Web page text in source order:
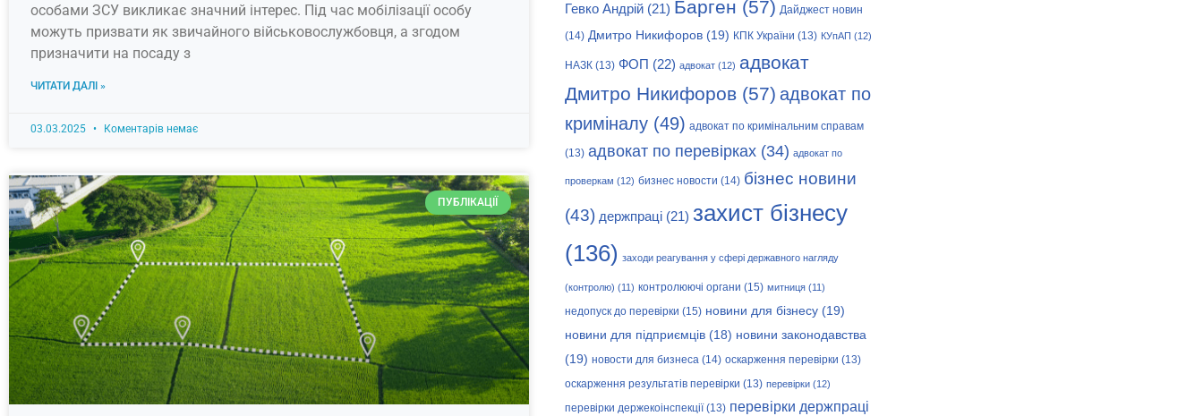
особами ЗСУ викликає значний інтерес. Під час мобілізації особу
можуть призвати як звичайного військовослужбовця, а згодом
призначити на посаду з
ЧИТАТИ ДАЛІ »
03.03.2025 Коментарів немає
ПУБЛІКАЦІЇ
Гевко Андрій(21) Барген (57) Дайджест новин
(14) Дмитро Никифоров(19) КПК України (13) КУпАП (12)
НАЗК(13) ФОП (22) адвокат(12) адвокат
Дмитро Никифоров(57) адвокат по
криміналу(49) адвокат по кримінальним справам
(13) адвокат по перевірках(34) адвокат по
проверкам (12) бизнес новости (14) бізнес новини
(43) держпраці(21) захист бізнесу
(136) заходи реагування у сфері державного нагляду
(контролю) (11) контролюючі органи (15) митниця(11)
недопуск до перевірки (15) новини для бізнесу(19)
новини для підприємців(18) новини законодавства
(19) новости для бизнеса(14) оскарження перевірки (13)
оскарження результатів перевірки (13) перевірки(12)
перевірки держекоінспекції(13) перевірки держпраці